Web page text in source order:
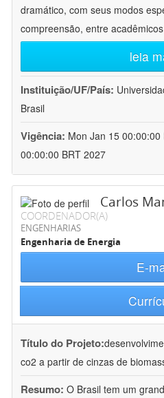
dramático, com seus modos
compreensão, entre
leia
Instituição/UF/País:
Brasil
Vigência: Mon Jan 15 00:00:00
00:00:00 BRT 2027
Carlos
COORDENADOR(A)
ENGENHARIAS
Engenharia de Energia
E-
Título do Projeto:
co2 a partir de cinzas de
Resumo: O Brasil tem um